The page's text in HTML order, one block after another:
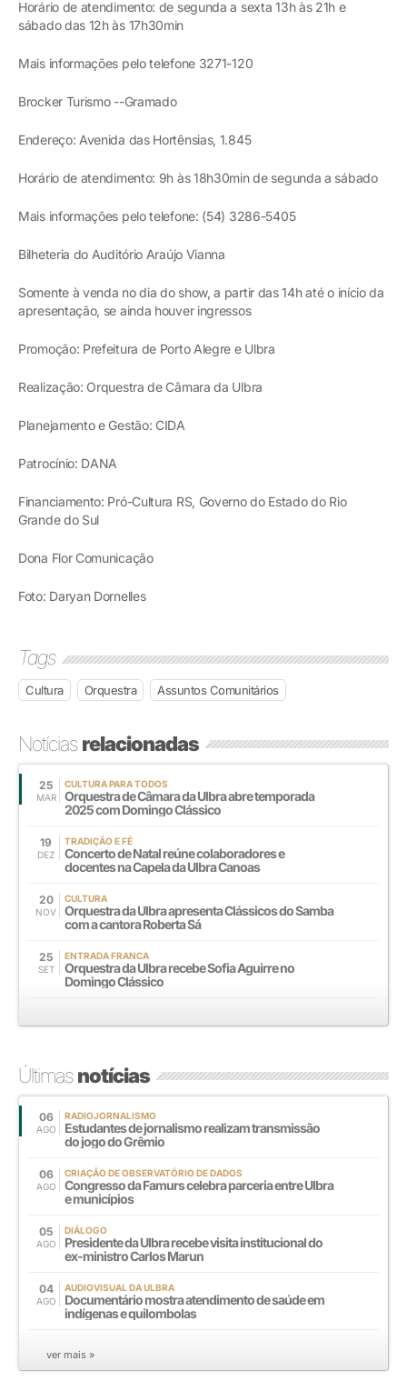
Horário de atendimento: de segunda a sexta 13h às 21h e
sábado das 12h às 17h30min
Mais informações pelo telefone 3271-120
Brocker Turismo --Gramado
Endereço: Avenida das Hortênsias, 1.845
Horário de atendimento: 9h às 18h30min de segunda a sábado
Mais informações pelo telefone: (54) 3286-5405
Bilheteria do Auditório Araújo Vianna
Somente à venda no dia do show, a partir das 14h até o início da
apresentação, se ainda houver ingressos
Promoção: Prefeitura de Porto Alegre e Ulbra
Realização: Orquestra de Câmara da Ulbra
Planejamento e Gestão: CIDA
Patrocínio: DANA
Financiamento: Pró-Cultura RS, Governo do Estado do Rio
Grande do Sul
Dona Flor Comunicação
Foto: Daryan Dornelles
Tags
Cultura Orquestra Assuntos Comunitários
Notíciasrelacionadas
25
MAR
CULTURA PARA TODOS
Orquestra de Câmara da Ulbra abre temporada
2025 com Domingo Clássico
19
DEZ
TRADIÇÃO E FÉ
Concerto de Natal reúne colaboradores e
docentes na Capela da Ulbra Canoas
20
NOV
CULTURA
Orquestra da Ulbra apresenta Clássicos do Samba
com a cantora Roberta Sá
25
SET
ENTRADA FRANCA
Orquestra da Ulbra recebe Sofia Aguirre no
Domingo Clássico
Últimasnotícias
06
AGO
RADIOJORNALISMO
Estudantes de jornalismo realizam transmissão
do jogo do Grêmio
06
AGO
CRIAÇÃO DE OBSERVATÓRIO DE DADOS
Congresso da Famurs celebra parceria entre Ulbra
e municípios
05
AGO
DIÁLOGO
Presidente da Ulbra recebe visita institucional do
ex-ministro Carlos Marun
04
AGO
AUDIOVISUAL DA ULBRA
Documentário mostra atendimento de saúde em
indígenas e quilombolas
ver mais »